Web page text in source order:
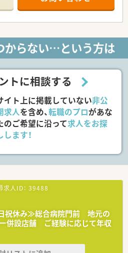
薬剤師を含む常勤3名体制で、チームワ
々の業務に励んでいます。
師を兼務していますが、経営業務に専念
る新たな人材を募ります。
してキャリアアップを目指したい、意欲
業務へ取り組める方を求めます。
宇部市や長門市で計8店舗を運営してお
提供を続けています。
過誤防止のため、全店にピッキングシ
極的なIT化を推進中です。
る独自の制度が整っています。
箋に基づく調剤、監査、服薬指導といっ
剤師業務を担当します。
スゼロ子」を活用し、安全性を確保し
調剤を行っていただきます。
として、医薬品の在庫管理や店舗運営の
わっていただく予定です。
からない…という方は
トに相談する
イト上に掲載していない非公
求人を含め、転職のプロがあな
のご希望に沿って求人をお探
します！
求人ID： 39488
日祝休み≫総合病院門前 地元の
併設店舗 ご経験に応じて年収